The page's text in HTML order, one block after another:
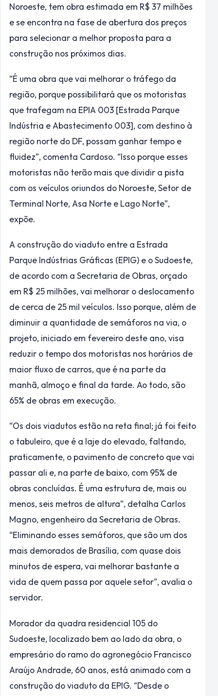
Noroeste, tem obra estimada em R$ 37 milhões
e se encontra na fase de abertura dos preços
para selecionar a melhor proposta para a
construção nos próximos dias.
“É uma obra que vai melhorar o tráfego da
região, porque possibilitará que os motoristas
que trafegam na EPIA 003 [Estrada Parque
Indústria e Abastecimento 003], com destino à
região norte do DF, possam ganhar tempo e
fluidez”, comenta Cardoso. “Isso porque esses
motoristas não terão mais que dividir a pista
com os veículos oriundos do Noroeste, Setor de
Terminal Norte, Asa Norte e Lago Norte”,
expõe.
A construção do viaduto entre a Estrada
Parque Indústrias Gráficas (EPIG) e o Sudoeste,
de acordo com a Secretaria de Obras, orçado
em R$ 25 milhões, vai melhorar o deslocamento
de cerca de 25 mil veículos. Isso porque, além de
diminuir a quantidade de semáforos na via, o
projeto, iniciado em fevereiro deste ano, visa
reduzir o tempo dos motoristas nos horários de
maior fluxo de carros, que é na parte da
manhã, almoço e final da tarde. Ao todo, são
65% de obras em execução.
“Os dois viadutos estão na reta final; já foi feito
o tabuleiro, que é a laje do elevado, faltando,
praticamente, o pavimento de concreto que vai
passar ali e, na parte de baixo, com 95% de
obras concluídas. É uma estrutura de, mais ou
menos, seis metros de altura”, detalha Carlos
Magno, engenheiro da Secretaria de Obras.
“Eliminando esses semáforos, que são um dos
mais demorados de Brasília, com quase dois
minutos de espera, vai melhorar bastante a
vida de quem passa por aquele setor”, avalia o
servidor.
Morador da quadra residencial 105 do
Sudoeste, localizado bem ao lado da obra, o
empresário do ramo do agronegócio Francisco
Araújo Andrade, 60 anos, está animado com a
construção do viaduto da EPIG. “Desde o